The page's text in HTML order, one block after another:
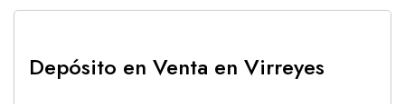
Depósito en Venta en Virreyes